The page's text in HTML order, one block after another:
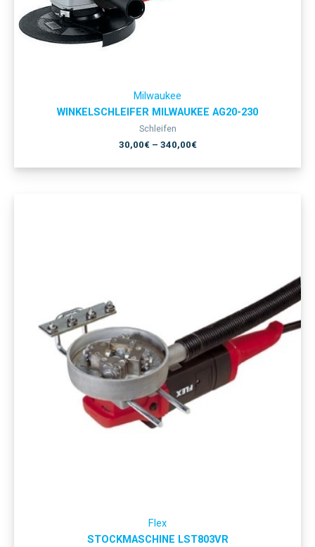
Milwaukee
WINKELSCHLEIFER MILWAUKEE AG20-230
Schleifen
30,00€– 340,00€
Flex
STOCKMASCHINE LST803VR